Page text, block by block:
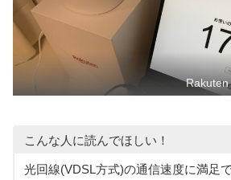
こんな人に読んでほしい！
光回線(VDSL方式)の通信速度に満足